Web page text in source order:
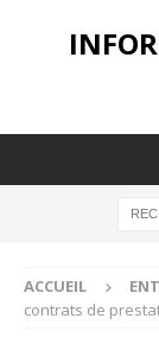
ACCUEIL
contrats de